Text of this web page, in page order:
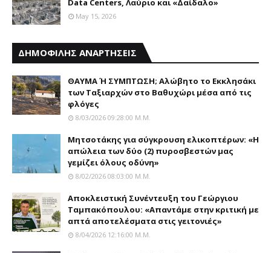
Data Centers, Λαύριο και «Δαίδαλο»
May 15, 2026
ΔΗΜΟΦΙΛΗΣ ΑΝΑΡΤΗΣΕΙΣ
ΘΑΥΜΑ Ή ΣΥΜΠΤΩΣΗ; Aλώβητο το Eκκλησάκι
των Tαξιαρχών στο Bαθυχώρι μέσα από τις
φλόγες
8/03/2026 09:28:00 Μ.μ.
Μητσοτάκης για σύγκρουση ελικοπτέρων: «Η
απώλεια των δύο (2) πυροσβεστών μας
γεμίζει όλους οδύνη»
8/02/2026 08:03:00 Μ.μ.
Αποκλειστική Συνέντευξη του Γεώργιου
Ταμπακόπουλου: «Απαντάμε στην κριτική με
απτά αποτελέσματα στις γειτονιές»
8/04/2026 12:16:00 Μ.μ.